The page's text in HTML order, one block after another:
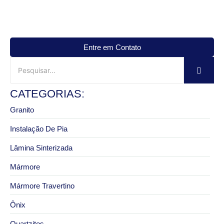
Entre em Contato
CATEGORIAS:
Granito
Instalação De Pia
Lâmina Sinterizada
Mármore
Mármore Travertino
Ônix